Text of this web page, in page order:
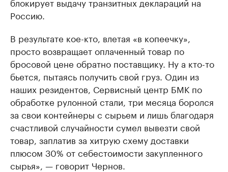
Россию.
В результате кое-кто, влетая «в копеечку»,
просто возвращает оплаченный товар по
бросовой цене обратно поставщику. Ну а кто-то
бьется, пытаясь получить свой груз. Один из
наших резидентов, Сервисный центр БМК по
обработке рулонной стали, три месяца боролся
за свои контейнеры с сырьем и лишь благодаря
счастливой случайности сумел вывезти свой
товар, заплатив за хитрую схему доставки
плюсом 30% от себестоимости закупленного
сырья», — говорит Чернов.